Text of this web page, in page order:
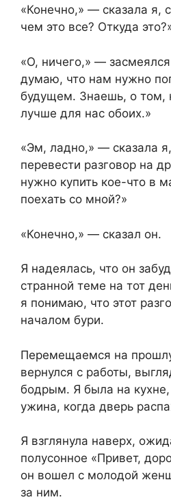
«Конечно,» — сказала я,
чем это все? Откуда
«О, ничего,» —
думаю, что нам нужно
будущем. Знаешь, о том,
лучше для нас обоих.»
«Эм, ладно,» — сказала
перевести разговор на
нужно купить кое-что в
поехать со мной?»
«Конечно,» — сказал он.
Я надеялась, что он
странной теме на тот
я понимаю, что этот
началом бури.
Перемещаемся на
вернулся с работы,
бодрым. Я была на
ужина, когда дверь
Я взглянула наверх,
полусонное «Привет,
он вошел с молодой
за ним.